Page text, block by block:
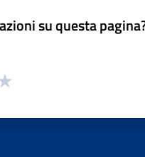
su questa